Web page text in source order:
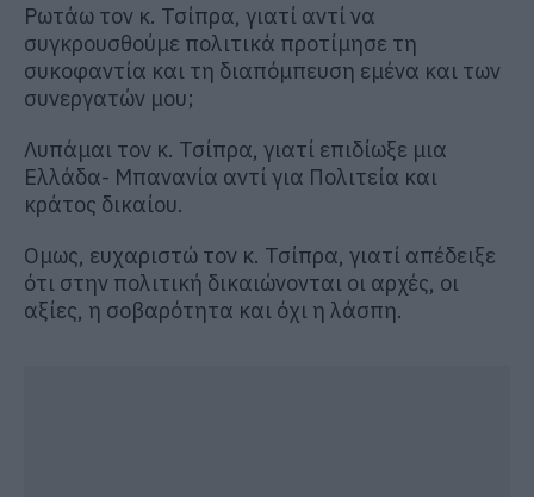
Ρωτάω τον κ. Τσίπρα, γιατί αντί να
συγκρουσθούμε πολιτικά προτίμησε τη
συκοφαντία και τη διαπόμπευση εμένα και των
συνεργατών μου;
Λυπάμαι τον κ. Τσίπρα, γιατί επιδίωξε μια
Ελλάδα- Μπανανία αντί για Πολιτεία και
κράτος δικαίου.
Ομως, ευχαριστώ τον κ. Τσίπρα, γιατί απέδειξε
ότι στην πολιτική δικαιώνονται οι αρχές, οι
αξίες, η σοβαρότητα και όχι η λάσπη.